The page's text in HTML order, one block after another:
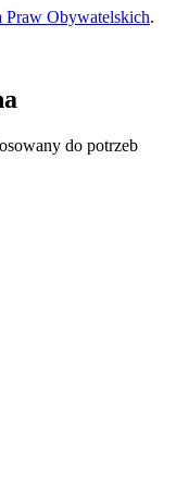
Praw Obywatelskich.
do potrzeb